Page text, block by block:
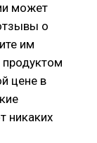
может
о
им
цене в
никаких